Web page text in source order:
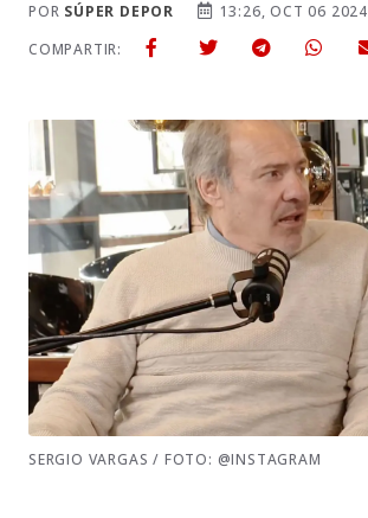
POR SÚPER DEPOR
13:26, OCT 06 2024
COMPARTIR:
SERGIO VARGAS / FOTO: @INSTAGRAM